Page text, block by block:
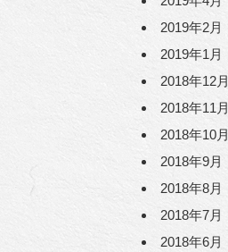
2019年2月
2019年1月
2018年12月
2018年11月
2018年10月
2018年9月
2018年8月
2018年7月
2018年6月